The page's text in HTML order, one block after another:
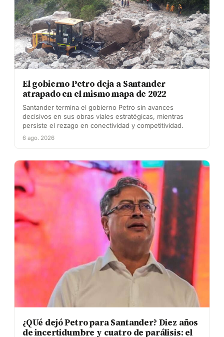
El gobierno Petro deja a Santander
atrapado en el mismo mapa de 2022
Santander termina el gobierno Petro sin avances
decisivos en sus obras viales estratégicas, mientras
persiste el rezago en conectividad y competitividad.
6 ago. 2026
¿QUé dejó Petro para Santander? Diez años
de incertidumbre y cuatro de parálisis: el